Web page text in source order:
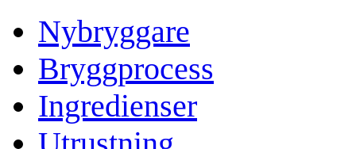
Nybryggare
Bryggprocess
Ingredienser